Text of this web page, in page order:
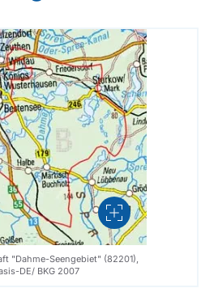
Vergrößern
"Dahme-Seengebiet" (82201),
DE/ BKG 2007